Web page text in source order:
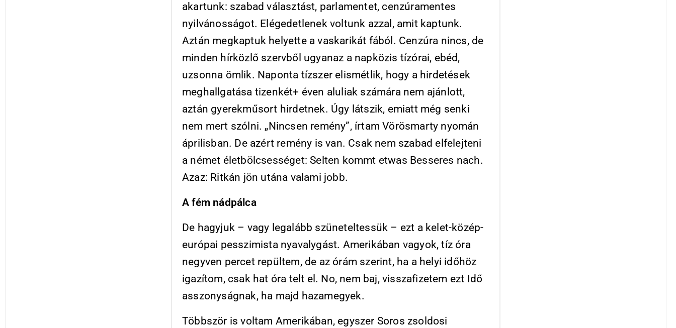
akartunk: szabad választást, parlamentet, cenzúramentes
nyilvánosságot. Elégedetlenek voltunk azzal, amit kaptunk.
Aztán megkaptuk helyette a vaskarikát fából. Cenzúra nincs, de
minden hírközlő szervből ugyanaz a napközis tízórai, ebéd,
uzsonna ömlik. Naponta tízszer elismétlik, hogy a hirdetések
meghallgatása tizenkét+ éven aluliak számára nem ajánlott,
aztán gyerekműsort hirdetnek. Úgy látszik, emiatt még senki
nem mert szólni. „Nincsen remény”, írtam Vörösmarty nyomán
áprilisban. De azért remény is van. Csak nem szabad elfelejteni
a német életbölcsességet: Selten kommt etwas Besseres nach.
Azaz: Ritkán jön utána valami jobb.
A fém nádpálca
De hagyjuk – vagy legalább szüneteltessük – ezt a kelet-közép-
európai pesszimista nyavalygást. Amerikában vagyok, tíz óra
negyven percet repültem, de az órám szerint, ha a helyi időhöz
igazítom, csak hat óra telt el. No, nem baj, visszafizetem ezt Idő
asszonyságnak, ha majd hazamegyek.
Többször is voltam Amerikában, egyszer Soros zsoldosi